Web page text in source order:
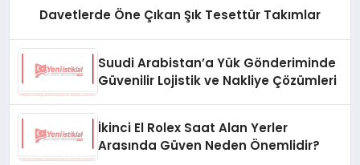
Davetlerde Öne Çıkan Şık Tesettür Takımlar
Suudi Arabistan’a Yük Gönderiminde
Güvenilir Lojistik ve Nakliye Çözümleri
İkinci El Rolex Saat Alan Yerler
Arasında Güven Neden Önemlidir?